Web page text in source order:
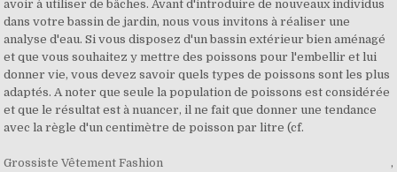
Grossiste Vêtement Fashion ,